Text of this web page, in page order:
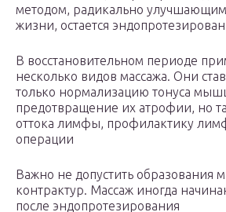
методом, радикально улучшающим
жизни, остается
В восстановительном периоде
несколько видов массажа. Они
только нормализацию тонуса
предотвращение их атрофии, но
оттока лимфы, профилактику
операции
Важно не допустить образования
контрактур. Массаж иногда
после эндопротезирования